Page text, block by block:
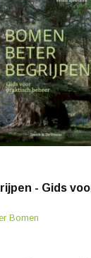
- Gids
Bomen